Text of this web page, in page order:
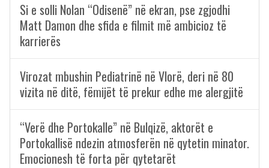
Si e solli Nolan “Odisenë” në ekran, pse zgjodhi
Matt Damon dhe sfida e filmit më ambicioz të
karrierës
Virozat mbushin Pediatrinë në Vlorë, deri në 80
vizita në ditë, fëmijët të prekur edhe me alergjitë
“Verë dhe Portokalle” në Bulqizë, aktorët e
Portokallisë ndezin atmosferën në qytetin minator.
Emocionesh të forta për qytetarët